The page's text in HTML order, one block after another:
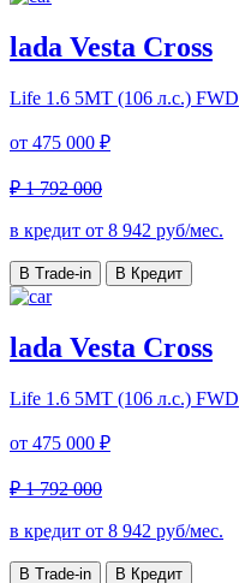
lada Vesta Cross
Life 1.6 5MT (106 л.с.) FWD
от 475 000 ₽
₽ 1 792 000
в кредит от 8 942 руб/мес.
В Trade-in В Кредит
lada Vesta Cross
Life 1.6 5MT (106 л.с.) FWD
от 475 000 ₽
₽ 1 792 000
в кредит от 8 942 руб/мес.
В Trade-in В Кредит